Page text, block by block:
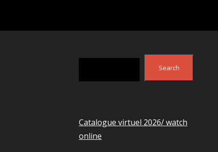
Search
Search
Catalogue virtuel 2026/ watch
online